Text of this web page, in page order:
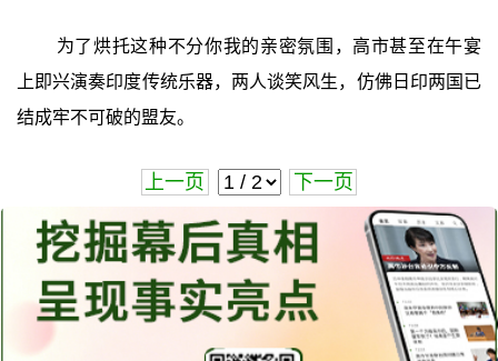
为了烘托这种不分你我的亲密氛围，高市甚至在午宴
上即兴演奏印度传统乐器，两人谈笑风生，仿佛日印两国已
结成牢不可破的盟友。
上一页 下一页